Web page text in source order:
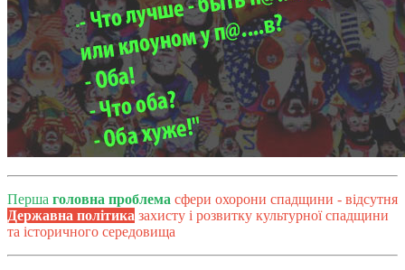
Перша головна проблема сфери охорони спадщини - відсутня
Державна політика захисту і розвитку культурної спадщини
та історичного середовища